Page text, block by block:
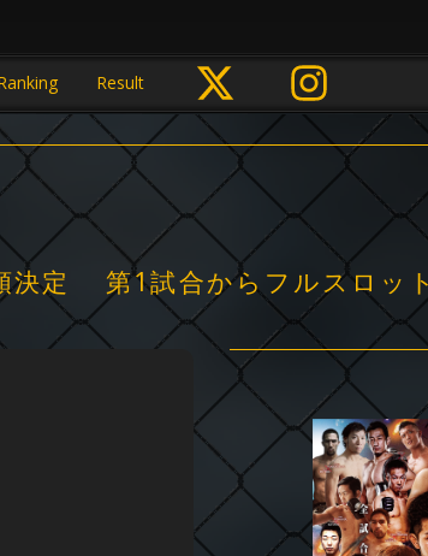
Result
決定 第1試合からフルスロッ